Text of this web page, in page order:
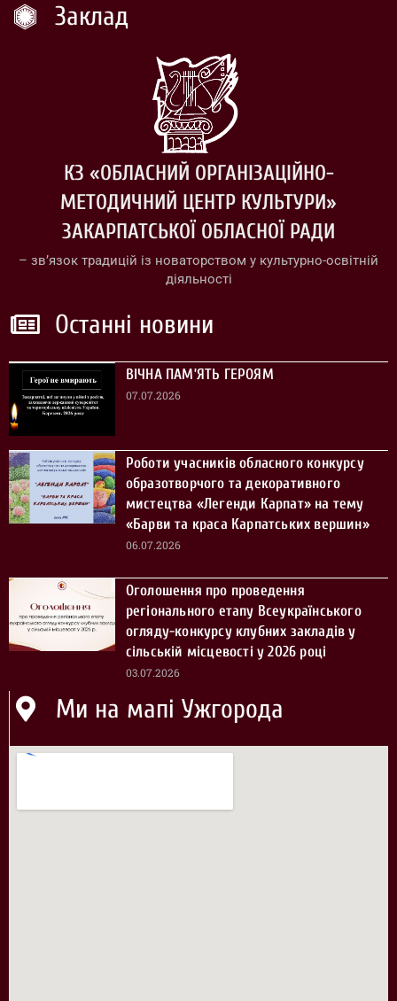
Заклад
КЗ «ОБЛАСНИЙ ОРГАНІЗАЦІЙНО-
МЕТОДИЧНИЙ ЦЕНТР КУЛЬТУРИ»
ЗАКАРПАТСЬКОЇ ОБЛАСНОЇ РАДИ
– зв’язок традицій із новаторством у культурно-освітній
діяльності
Останні новини
ВІЧНА ПАМ’ЯТЬ ГЕРОЯМ
07.07.2026
Роботи учасників обласного конкурсу
образотворчого та декоративного
мистецтва «Легенди Карпат» на тему
«Барви та краса Карпатських вершин»
06.07.2026
Оголошення про проведення
регіонального етапу Всеукраїнського
огляду-конкурсу клубних закладів у
сільській місцевості у 2026 році
03.07.2026
Ми на мапі Ужгорода